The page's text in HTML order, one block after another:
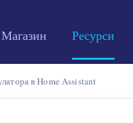
Магазин Ресурси
в Home Assistant